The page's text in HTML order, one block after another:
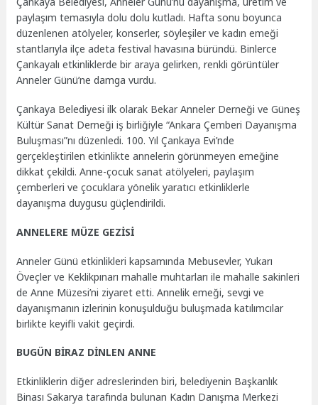
paylaşım temasıyla dolu dolu kutladı. Hafta sonu boyunca
düzenlenen atölyeler, konserler, söyleşiler ve kadın emeği
stantlarıyla ilçe adeta festival havasına büründü. Binlerce
Çankayalı etkinliklerde bir araya gelirken, renkli görüntüler
Anneler Günü’ne damga vurdu.
Çankaya Belediyesi ilk olarak Bekar Anneler Derneği ve Güneş
Kültür Sanat Derneği iş birliğiyle “Ankara Çemberi Dayanışma
Buluşması”nı düzenledi. 100. Yıl Çankaya Evi’nde
gerçekleştirilen etkinlikte annelerin görünmeyen emeğine
dikkat çekildi. Anne-çocuk sanat atölyeleri, paylaşım
çemberleri ve çocuklara yönelik yaratıcı etkinliklerle
dayanışma duygusu güçlendirildi.
ANNELERE MÜZE GEZİSİ
Anneler Günü etkinlikleri kapsamında Mebusevler, Yukarı
Öveçler ve Keklikpınarı mahalle muhtarları ile mahalle sakinleri
de Anne Müzesi’ni ziyaret etti. Annelik emeği, sevgi ve
dayanışmanın izlerinin konuşulduğu buluşmada katılımcılar
birlikte keyifli vakit geçirdi.
BUGÜN BİRAZ DİNLEN ANNE
Etkinliklerin diğer adreslerinden biri, belediyenin Başkanlık
Binası Sakarya tarafında bulunan Kadın Danışma Merkezi